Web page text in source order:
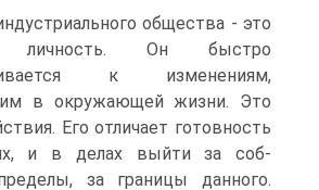
общества - это
личность. Он быстро
к изменениям,
в окружающей жизни. Это
Его отличает готовность
и в делах выйти за соб­
за границы данного.